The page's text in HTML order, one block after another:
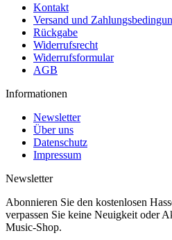
Kontakt
Versand und
Rückgabe
Widerrufsrecht
Widerrufsformular
AGB
Informationen
Newsletter
Über uns
Datenschutz
Impressum
Newsletter
Abonnieren Sie den kostenlosen
verpassen Sie keine Neuigkeit oder
Music-Shop.